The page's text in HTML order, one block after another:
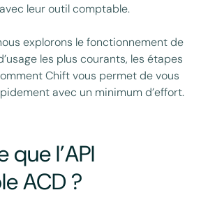
leur outil comptable.
explorons le fonctionnement de
les plus courants, les étapes
Chift vous permet de vous
avec un minimum d’effort.
que l’API
ACD ?